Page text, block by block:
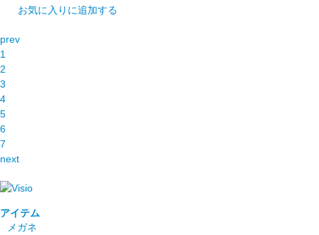
お気に入りに追加する
prev
1
2
3
4
5
6
7
next
アイテム
メガネ